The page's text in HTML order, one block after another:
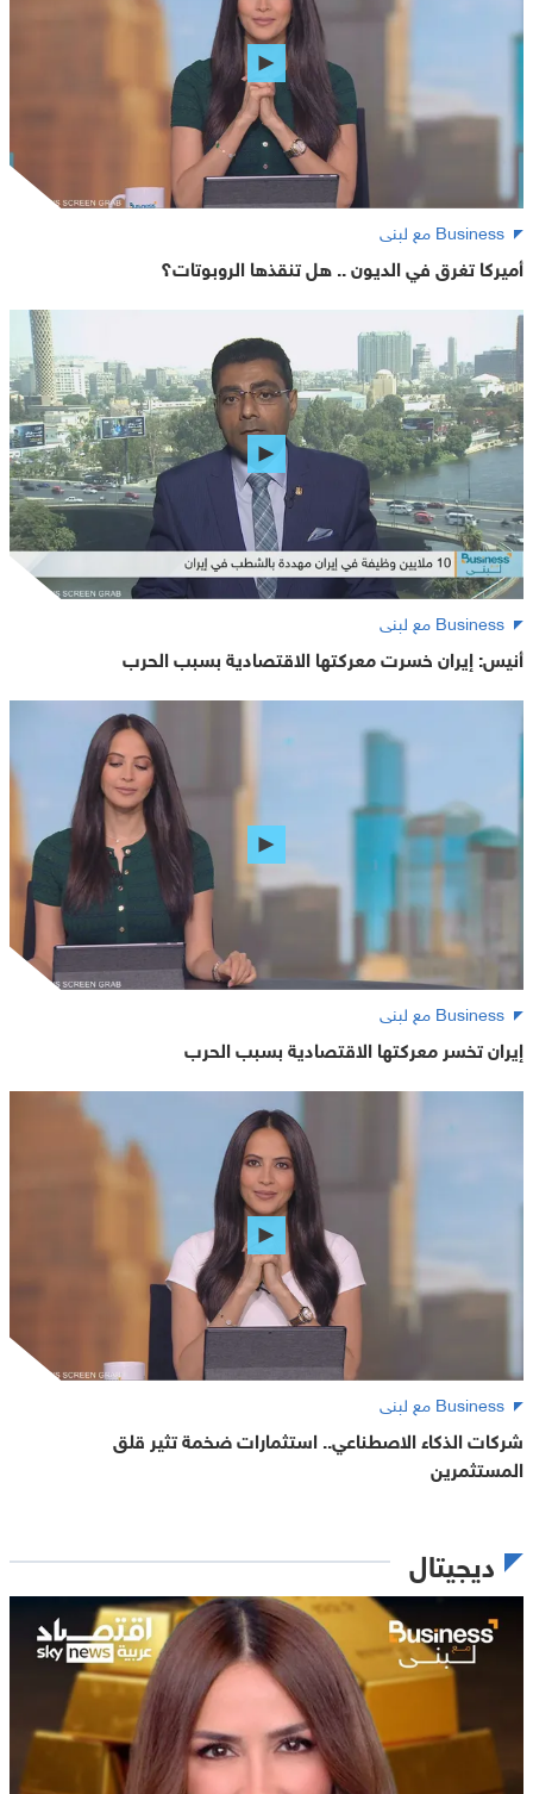
Business مع لبنى
أميركا تغرق في الديون .. هل تنقذها الروبوتات؟
Business مع لبنى
أنيس: إيران خسرت معركتها الاقتصادية بسبب الحرب
Business مع لبنى
إيران تخسر معركتها الاقتصادية بسبب الحرب
Business مع لبنى
شركات الذكاء الاصطناعي.. استثمارات ضخمة تثير قلق
المستثمرين
ديجيتال